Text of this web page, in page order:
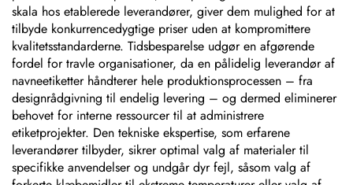
skala hos etablerede leverandører, giver dem mulighed for at
tilbyde konkurrencedygtige priser uden at kompromittere
kvalitetsstandarderne. Tidsbesparelse udgør en afgørende
fordel for travle organisationer, da en pålidelig leverandør af
navneetiketter håndterer hele produktionsprocessen – fra
designrådgivning til endelig levering – og dermed eliminerer
behovet for interne ressourcer til at administrere
etiketprojekter. Den tekniske ekspertise, som erfarene
leverandører tilbyder, sikrer optimal valg af materialer til
specifikke anvendelser og undgår dyr fejl, såsom valg af